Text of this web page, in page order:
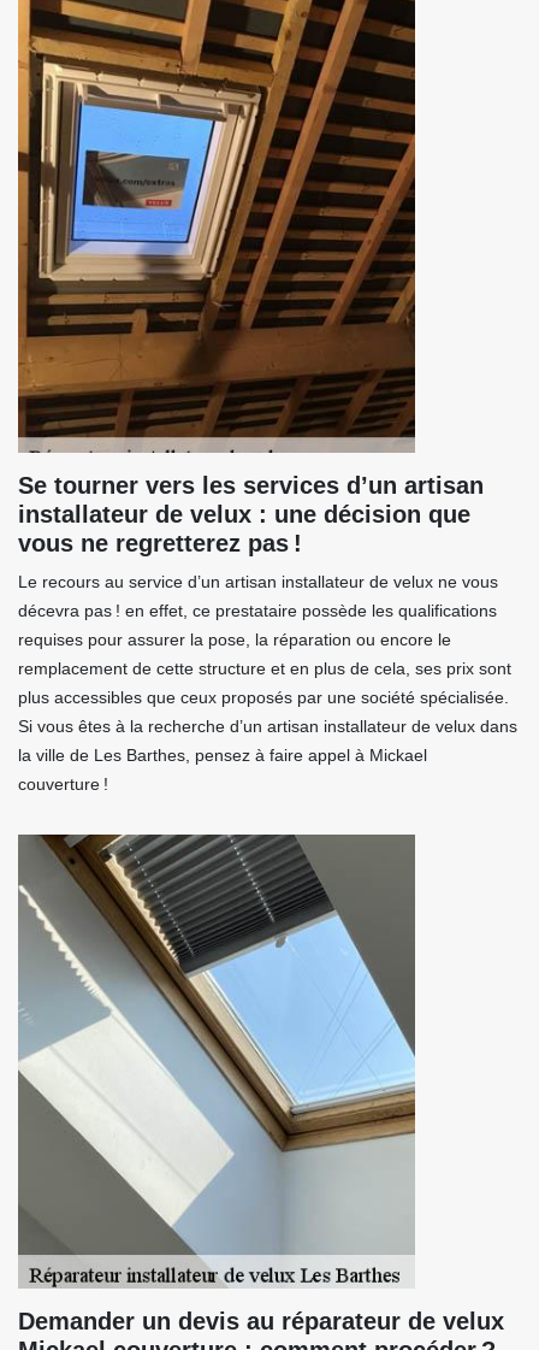
Se tourner vers les services d’un artisan
installateur de velux : une décision que
vous ne regretterez pas !
Le recours au service d’un artisan installateur de velux ne vous
décevra pas ! en effet, ce prestataire possède les qualifications
requises pour assurer la pose, la réparation ou encore le
remplacement de cette structure et en plus de cela, ses prix sont
plus accessibles que ceux proposés par une société spécialisée.
Si vous êtes à la recherche d’un artisan installateur de velux dans
la ville de Les Barthes, pensez à faire appel à Mickael
couverture !
Demander un devis au réparateur de velux